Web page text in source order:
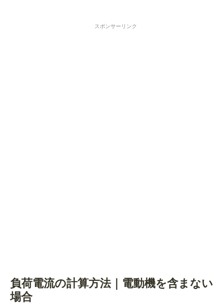
スポンサーリンク
負荷電流の計算方法｜電動機を含まない
場合